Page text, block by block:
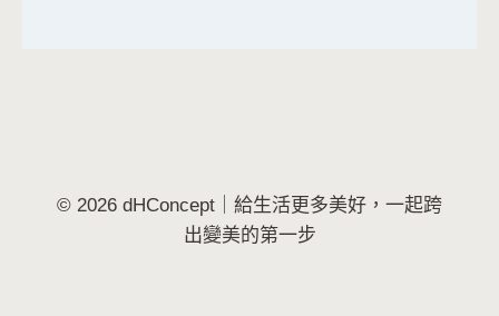
© 2026 dHConcept｜給生活更多美好，一起跨
出變美的第一步